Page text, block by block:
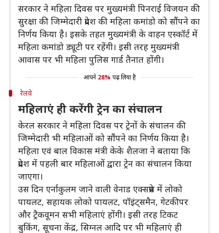
सरकार ने महिला दिवस पर मुख्यमंत्री पिनराई विजयन की
सुरक्षा की जिम्मेदारी प्रदेश की महिला कमांडो को सौंपने का
निर्णय किया है। इसके तहत मुख्यमंत्री के वाहन एस्कॉर्ट में
महिला कमांडो ड्यूटी पर रहेंगी। इसी तरह मुख्यमंत्री
आवास पर भी महिला पुलिस गार्ड तैनात होंगी।
आपने 28% पढ़ लिया है
रेलवे
महिलाएं ही करेंगी ट्रेन का संचालन
केरल सरकार ने महिला दिवस पर ट्रेनों के संचालन की
जिम्मेदारी भी महिलाओं को सौंपने का निर्णय किया है।
महिला एवं बाल विकास मंत्री केके शैलजा ने बताया कि
प्रदेश में पहली बार महिलाओं द्वारा ट्रेन का संचालन किया
जाएगा।
उस दिन एर्नाकुलम जाने वाली वेनाड एक्सप्रेस में लोको
पायलट, सहायक लोको पायलट, पॉइंट्समैन, गेटकीपर
और ट्रैकवूमन सभी महिलाएं होंगी। इसी तरह टिकट
बुकिंग, सूचना केंद्र, सिग्नल आदि पर भी महिलाएं ही